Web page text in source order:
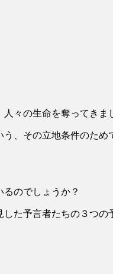
人々の生命を奪ってきま
、その立地条件のた
のでしょうか？
た予言者たちの３つの